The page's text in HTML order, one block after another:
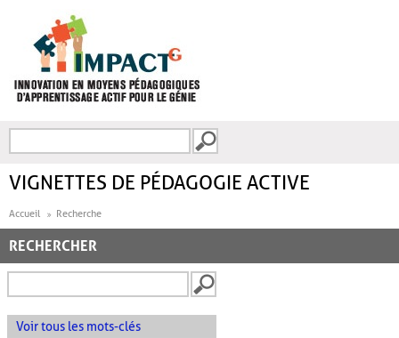
FORMULAIRE DE
VIGNETTES DE PÉDAGOGIE ACTIVE
Accueil Recherche
RECHERCHER
Voir tous les mots-clés